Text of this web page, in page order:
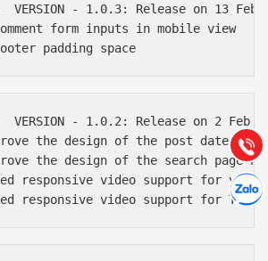
VERSION - 1.0.3: Release on 13 Feb
form inputs in mobile view
VERSION - 1.0.2: Release on 2 Feb
the design of the post date in
the design of the search page
responsive video support for
Gọi
Báo giá & Đặt hàng:
0903.976.769
(028) 22.166.144
Chát
Tư vấn
Hợp tác